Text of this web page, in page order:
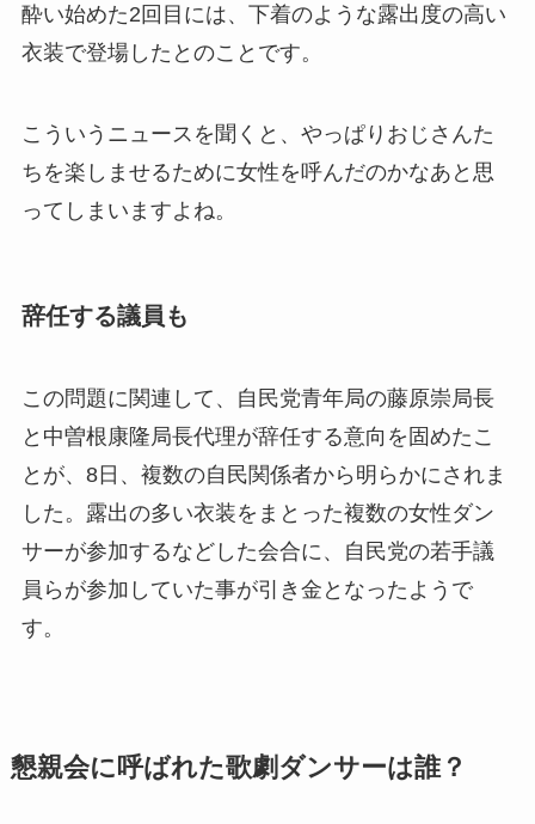
酔い始めた2回目には、下着のような露出度の高い
衣装で登場したとのことです。
こういうニュースを聞くと、やっぱりおじさんた
ちを楽しませるために女性を呼んだのかなあと思
ってしまいますよね。
辞任する議員も
この問題に関連して、自民党青年局の藤原崇局長
と中曽根康隆局長代理が辞任する意向を固めたこ
とが、8日、複数の自民関係者から明らかにされま
した。露出の多い衣装をまとった複数の女性ダン
サーが参加するなどした会合に、自民党の若手議
員らが参加していた事が引き金となったようで
す。
懇親会に呼ばれた歌劇ダンサーは誰？